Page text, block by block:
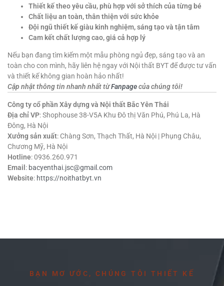
Thiết kế theo yêu cầu, phù hợp với sở thích của từng bé
Chất liệu an toàn, thân thiện với sức khỏe
Đội ngũ thiết kế giàu kinh nghiệm, sáng tạo và tận tâm
Cam kết chất lượng cao, giá cả hợp lý
Nếu bạn đang tìm kiếm một mẫu phòng ngủ đẹp, sáng tạo và an
toàn cho con mình, hãy liên hệ ngay với Nội thất BYT để được tư vấn
và thiết kế không gian hoàn hảo nhất!
Cập nhật thông tin nhanh nhất từFanpagecủa chúng tôi!
Công ty cổ phần Xây dựng và Nội thất Bắc Yên Thái
Địa chỉ VP: Shophouse 38-V5A Khu Đô thị Văn Phú, Phú La, Hà
Đông, Hà Nội
Xưởng sản xuất: Chàng Sơn, Thạch Thất, Hà Nội | Phụng Châu,
Chương Mỹ, Hà Nội
Hotline: 0936.260.971
Email: bacyenthai.jsc@gmail.com
Website: https://noithatbyt.vn
BẠN MƠ ƯỚC, CHÚNG TÔI THIẾT KẾ